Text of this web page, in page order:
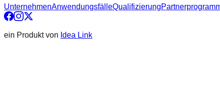
UnternehmenAnwendungsfälleQualifizierung
ein Produkt von Idea Link